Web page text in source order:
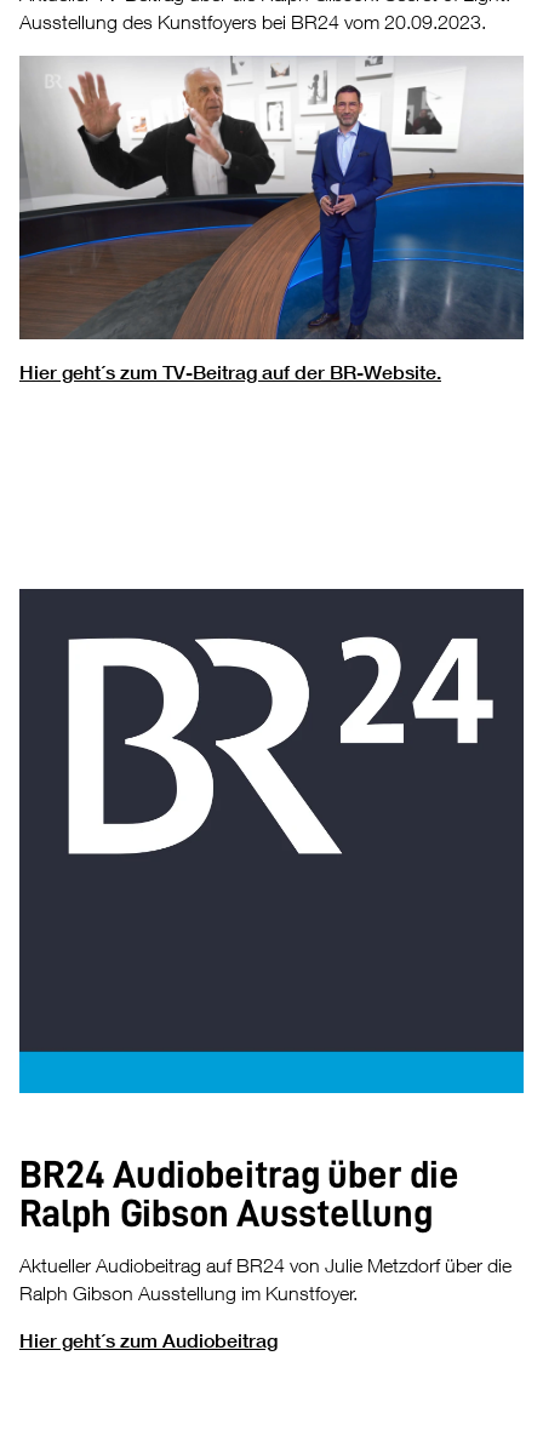
Ausstellung des Kunstfoyers bei BR24 vom 20.09.2023.
Hier geht´s zum TV-Beitrag auf der BR-Website.
BR24 Audiobeitrag über die
Ralph Gibson Ausstellung
Aktueller Audiobeitrag auf BR24 von Julie Metzdorf über die
Ralph Gibson Ausstellung im Kunstfoyer.
Hier geht´s zum Audiobeitrag